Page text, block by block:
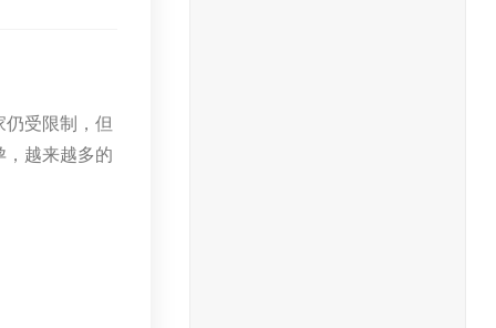
受限制，但
越来越多的